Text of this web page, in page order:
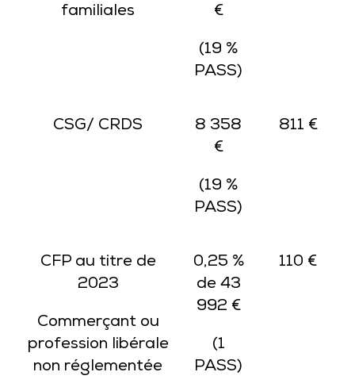
familiales
€
(19 %
PASS)
CSG/ CRDS
8 358
€
(19 %
PASS)
811 €
CFP au titre de
2023
Commerçant ou
profession libérale
non réglementée
0,25 %
de 43
992 €
(1
PASS)
110 €